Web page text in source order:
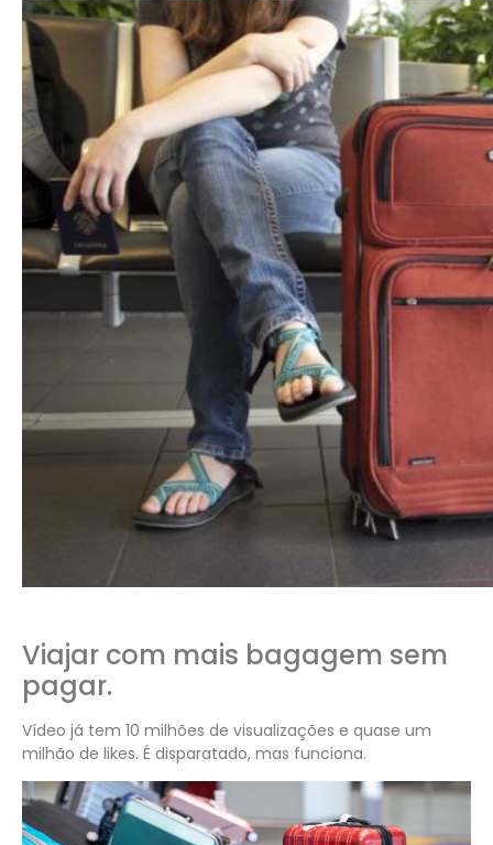
Viajar com mais bagagem sem
pagar.
Vídeo já tem 10 milhões de visualizações e quase um
milhão de likes. É disparatado, mas funciona.